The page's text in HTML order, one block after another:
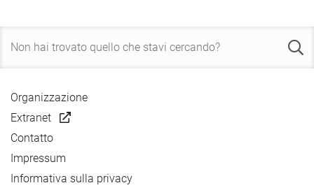
Organizzazione
Extranet
Contatto
Impressum
Informativa sulla privacy